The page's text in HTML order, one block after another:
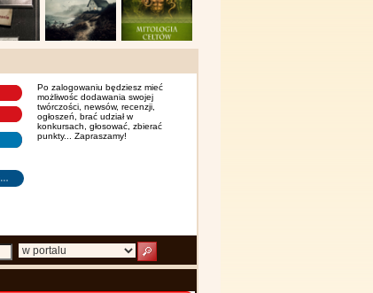
Po zalogowaniu będziesz mieć
możliwośc dodawania swojej
twórczości, newsów, recenzji,
ogłoszeń, brać udział w
konkursach, głosować, zbierać
punkty... Zapraszamy!